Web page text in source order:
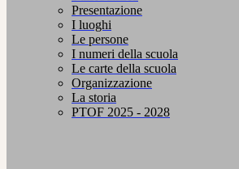
Presentazione
I luoghi
Le persone
I numeri della scuola
Le carte della scuola
Organizzazione
La storia
PTOF 2025 - 2028